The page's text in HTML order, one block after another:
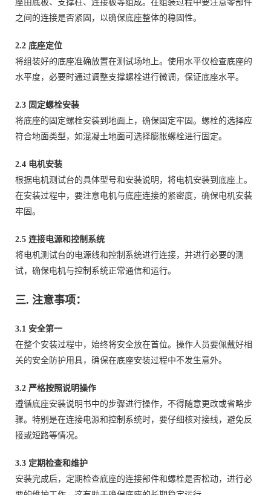
座由底板、支撑柱、连接板等组成。在组装过程中要注意零部件
之间的连接是否紧固，以确保底座整体的稳固性。
2.2 底座定位
将组装好的底座准确放置在测试场地上。使用水平仪检查底座的
水平度，必要时通过调整支撑螺栓进行微调，保证底座水平。
2.3 固定螺栓安装
将底座的固定螺栓安装到地面上，确保固定牢固。螺栓的选择应
符合地面类型，如混凝土地面可选择膨胀螺栓进行固定。
2.4 电机安装
根据电机测试台的具体型号和安装说明，将电机安装到底座上。
在安装过程中，要注意电机与底座连接的紧密度，确保电机安装
牢固。
2.5 连接电源和控制系统
将电机测试台的电源线和控制系统进行连接，并进行必要的测
试，确保电机与控制系统正常通信和运行。
三. 注意事项：
3.1 安全第一
在整个安装过程中，始终将安全放在首位。操作人员要佩戴好相
关的安全防护用具，确保在底座安装过程中不发生意外。
3.2 严格按照说明操作
遵循底座安装说明书中的步骤进行操作，不得随意更改或省略步
骤。特别是在连接电源和控制系统时，要仔细核对接线，避免反
接或短路等情况。
3.3 定期检查和维护
安装完成后，定期检查底座的连接部件和螺栓是否松动，进行必